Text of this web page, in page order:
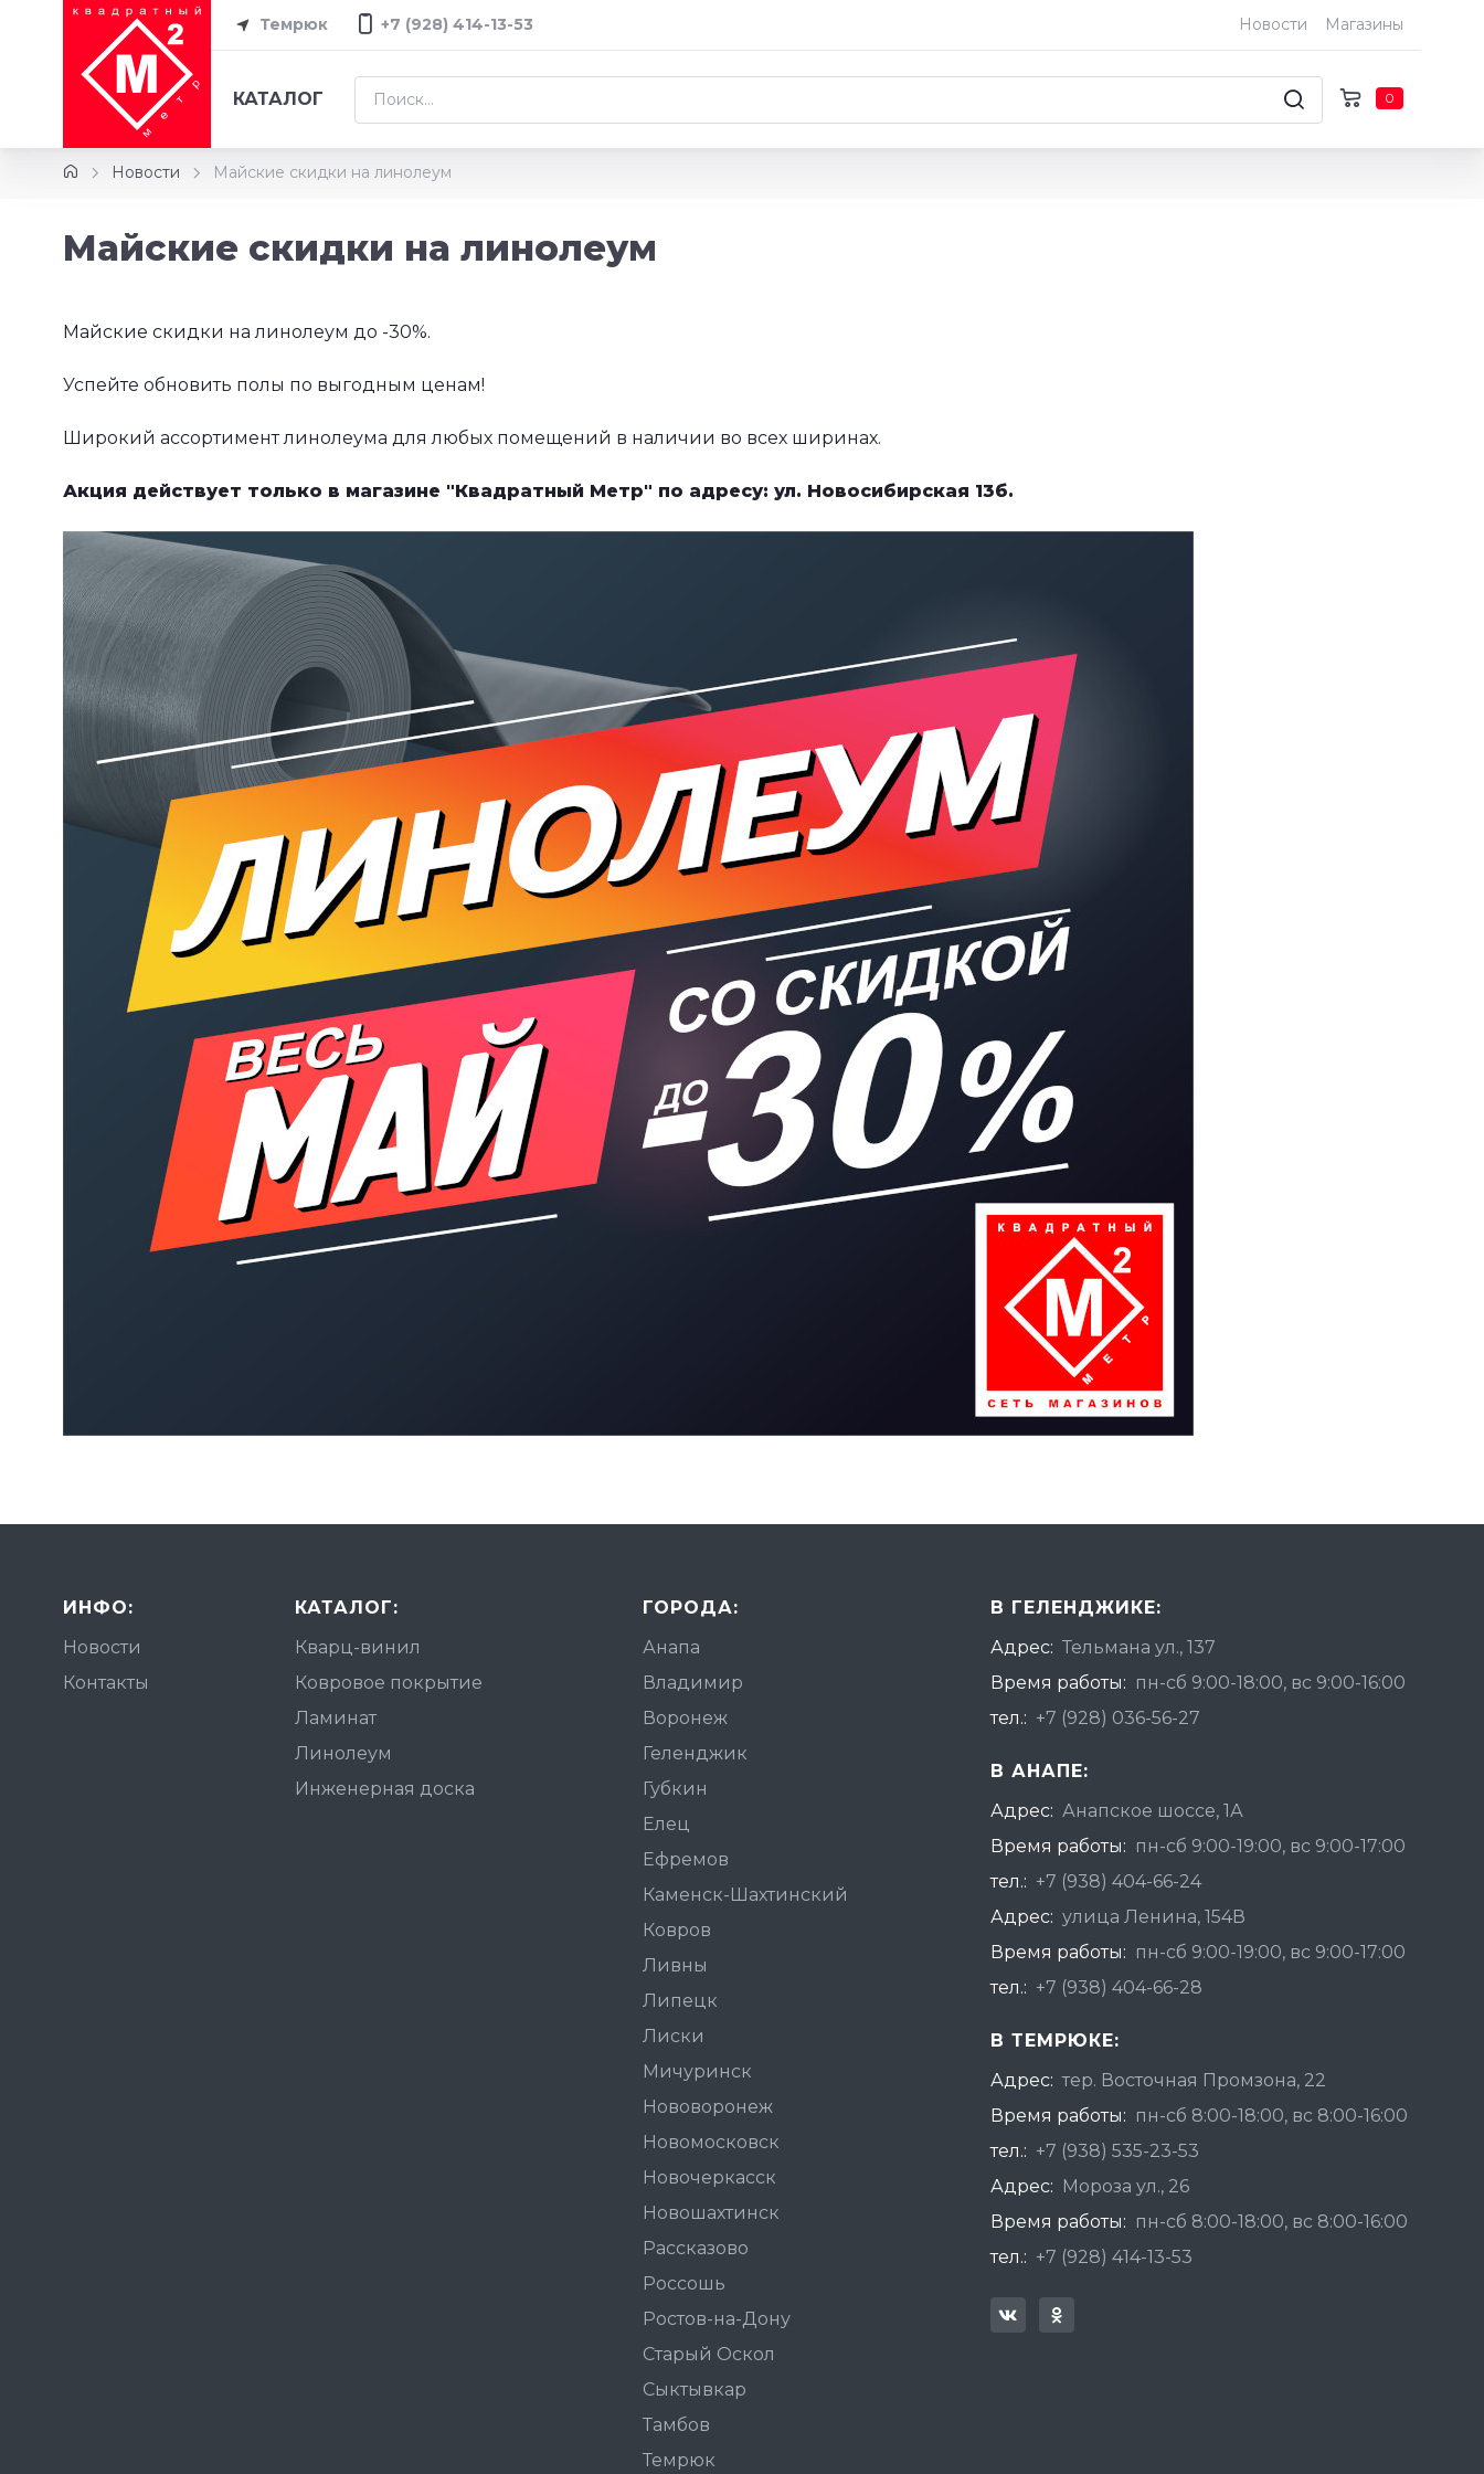
Темрюк +7 (928) 414-13-53 Новости Магазины
КАТАЛОГ 0
Новости Майские скидки на линолеум
Майские скидки на линолеум
Майские скидки на линолеум до -30%.
Успейте обновить полы по выгодным ценам!
Широкий ассортимент линолеума для любых помещений в наличии во всех ширинах.
Акция действует только в магазине "Квадратный Метр" по адресу: ул. Новосибирская 13б.
ИНФО:
Новости
Контакты
КАТАЛОГ:
Кварц-винил
Ковровое покрытие
Ламинат
Линолеум
Инженерная доска
ГОРОДА:
Анапа
Владимир
Воронеж
Геленджик
Губкин
Елец
Ефремов
Каменск-Шахтинский
Ковров
Ливны
Липецк
Лиски
Мичуринск
Нововоронеж
Новомосковск
Новочеркасск
Новошахтинск
Рассказово
Россошь
Ростов-на-Дону
Старый Оскол
Сыктывкар
Тамбов
Темрюк
В ГЕЛЕНДЖИКЕ:
Адрес: Тельмана ул., 137
Время работы: пн-сб 9:00-18:00, вс 9:00-16:00
тел.: +7 (928) 036-56-27
В АНАПЕ:
Адрес: Анапское шоссе, 1А
Время работы: пн-сб 9:00-19:00, вс 9:00-17:00
тел.: +7 (938) 404-66-24
Адрес: улица Ленина, 154В
Время работы: пн-сб 9:00-19:00, вс 9:00-17:00
тел.: +7 (938) 404-66-28
В ТЕМРЮКЕ:
Адрес: тер. Восточная Промзона, 22
Время работы: пн-сб 8:00-18:00, вс 8:00-16:00
тел.: +7 (938) 535-23-53
Адрес:
Мороза ул., 26
Время работы: пн-сб 8:00-18:00, вс 8:00-16:00
тел.: +7 (928) 414-13-53